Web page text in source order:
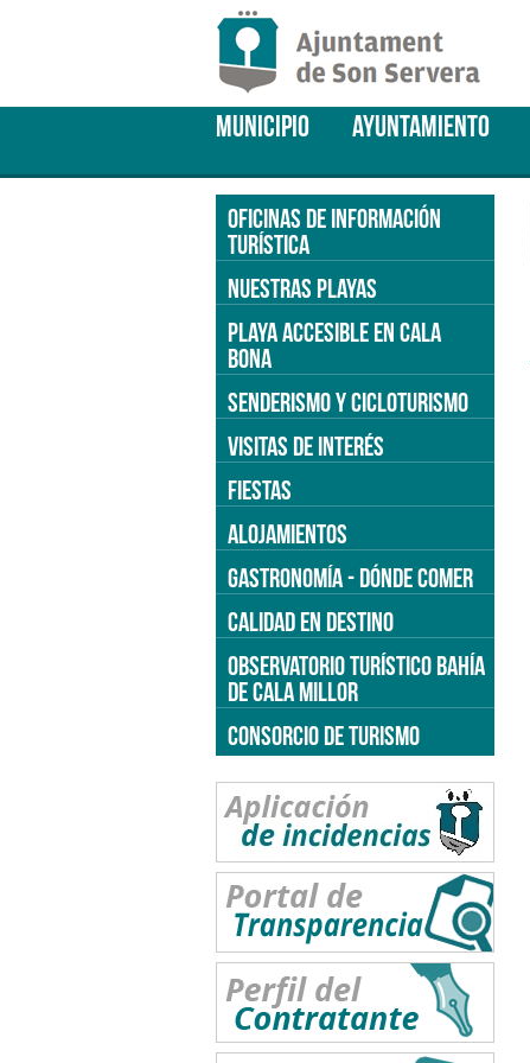
MUNICIPIO AYUNTAMIENTO
OFICINAS DE INFORMACIÓN
TURÍSTICA
NUESTRAS PLAYAS
PLAYA ACCESIBLE EN CALA
BONA
SENDERISMO Y CICLOTURISMO
VISITAS DE INTERÉS
FIESTAS
ALOJAMIENTOS
GASTRONOMÍA - DÓNDE COMER
CALIDAD EN DESTINO
OBSERVATORIO TURÍSTICO BAHÍA
DE CALA MILLOR
CONSORCIO DE TURISMO